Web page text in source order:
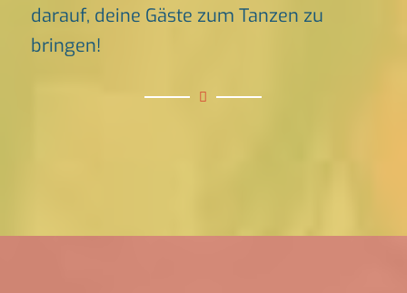
darauf, deine Gäste zum Tanzen zu
bringen!